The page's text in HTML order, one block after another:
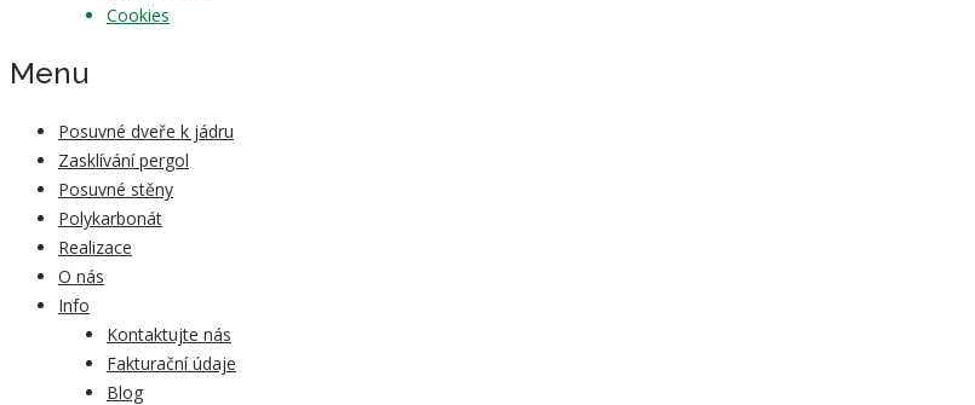
Cookies
Menu
Posuvné dveře k jádru
Zasklívání pergol
Posuvné stěny
Polykarbonát
Realizace
O nás
Info
Kontaktujte nás
Fakturační údaje
Blog